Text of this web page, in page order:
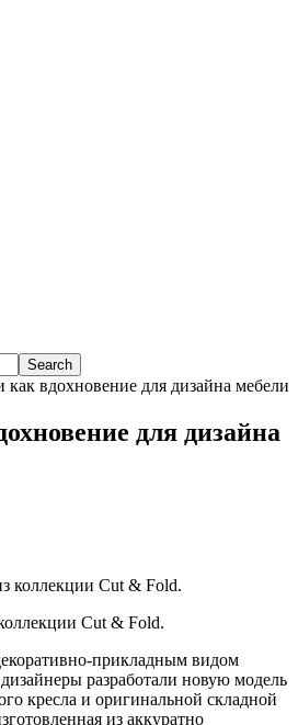
вдохновение для дизайна мебели
для дизайна
Cut & Fold.
прикладным видом
разработали новую модель
кресла и оригинальной складной
из аккуратно